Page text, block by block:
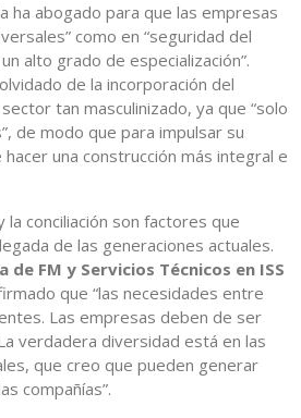
ha abogado para que las empresas
como en “seguridad del
alto grado de especialización”.
de la incorporación del
tan masculinizado, ya que “solo
de modo que para impulsar su
una construcción más integral e
la conciliación son factores que
de las generaciones actuales.
de FM y Servicios Técnicos en ISS
que “las necesidades entre
Las empresas deben de ser
verdadera diversidad está en las
que creo que pueden generar
compañías”.